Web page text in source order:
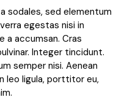
sodales, sed elementum
egestas nisi in
a accumsan. Cras
Integer tincidunt.
semper nisi. Aenean
leo ligula, porttitor eu,